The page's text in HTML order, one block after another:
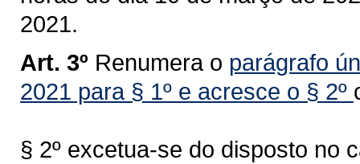
2021.
Art. 3º Renumera o parágrafo
2021 para § 1º e acresce o § 2º
§ 2º excetua-se do disposto no